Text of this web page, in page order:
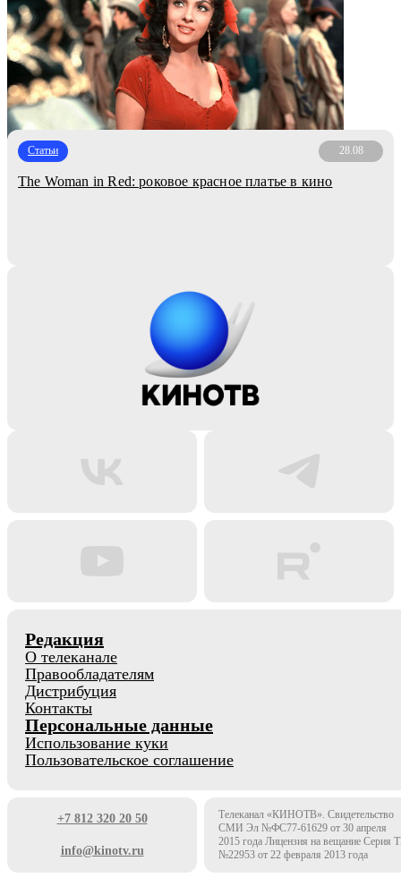
Статьи 28.08
The Woman in Red: роковое красное платье в кино
Редакция
О телеканале
Правообладателям
Дистрибуция
Контакты
Персональные данные
Использование куки
Пользовательское соглашение
+7 812 320 20 50
info@kinotv.ru
Телеканал «КИНОТВ». Свидетельство
СМИ Эл №ФС77-61629 от 30 апреля
2015 года Лицензия на вещание Серия
№22953 от 22 февраля 2013 года